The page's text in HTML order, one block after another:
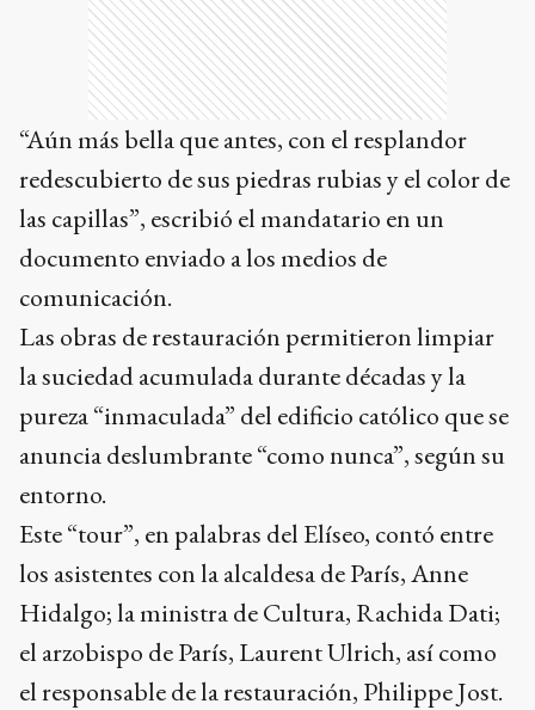
“Aún más bella que antes, con el resplandor
redescubierto de sus piedras rubias y el color de
las capillas”, escribió el mandatario en un
documento enviado a los medios de
comunicación.
Las obras de restauración permitieron limpiar
la suciedad acumulada durante décadas y la
pureza “inmaculada” del edificio católico que se
anuncia deslumbrante “como nunca”, según su
entorno.
Este “tour”, en palabras del Elíseo, contó entre
los asistentes con la alcaldesa de París, Anne
Hidalgo; la ministra de Cultura, Rachida Dati;
el arzobispo de París, Laurent Ulrich, así como
el responsable de la restauración, Philippe Jost.